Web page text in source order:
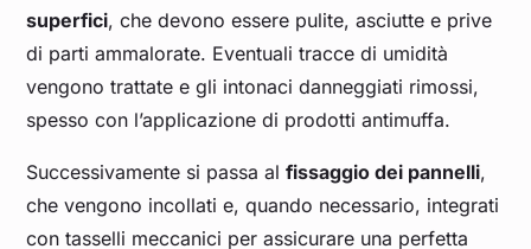
superfici, che devono essere pulite, asciutte e prive
di parti ammalorate. Eventuali tracce di umidità
vengono trattate e gli intonaci danneggiati rimossi,
spesso con l’applicazione di prodotti antimuffa.
Successivamente si passa alfissaggio dei pannelli,
che vengono incollati e, quando necessario, integrati
con tasselli meccanici per assicurare una perfetta